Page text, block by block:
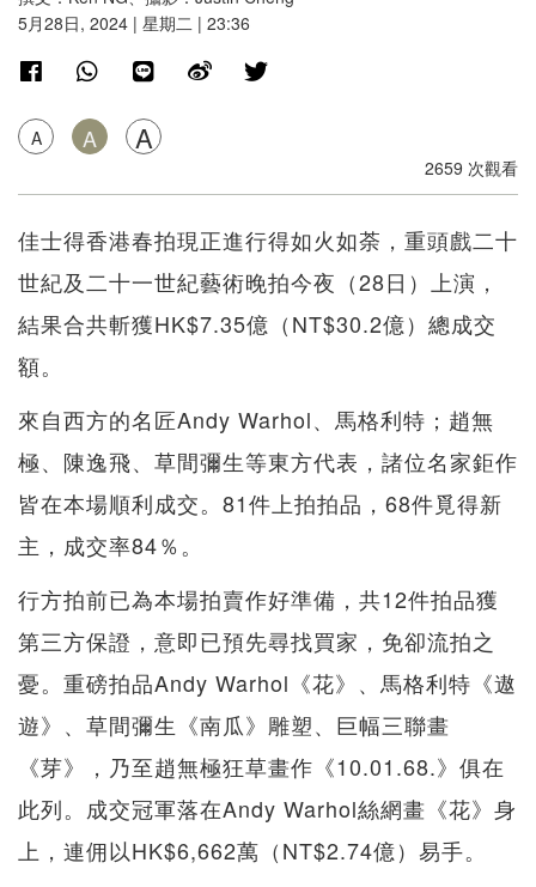
5月28日, 2024 | 星期二 | 23:36
A A A
2659 次觀看
佳士得香港春拍現正進行得如火如荼，重頭戲二十
世紀及二十一世紀藝術晚拍今夜（28日）上演，
結果合共斬獲HK$7.35億（NT$30.2億）總成交
額。
來自西方的名匠Andy Warhol、馬格利特；趙無
極、陳逸飛、草間彌生等東方代表，諸位名家鉅作
皆在本場順利成交。81件上拍拍品，68件覓得新
主，成交率84％。
行方拍前已為本場拍賣作好準備，共12件拍品獲
第三方保證，意即已預先尋找買家，免卻流拍之
憂。重磅拍品Andy Warhol《花》、馬格利特《遨
遊》、草間彌生《南瓜》雕塑、巨幅三聯畫
《芽》，乃至趙無極狂草畫作《10.01.68.》俱在
此列。成交冠軍落在Andy Warhol絲網畫《花》身
上，連佣以HK$6,662萬（NT$2.74億）易手。